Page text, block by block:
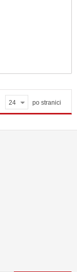
24 po stranici